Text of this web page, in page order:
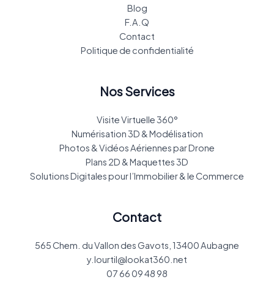
Blog
F.A.Q
Contact
Politique de confidentialité
Nos Services
Visite Virtuelle 360°
Numérisation 3D & Modélisation
Photos & Vidéos Aériennes par Drone
Plans 2D & Maquettes 3D
Solutions Digitales pour l’Immobilier & le Commerce
Contact
565 Chem. du Vallon des Gavots, 13400 Aubagne
y.lourtil@lookat360.net
07 66 09 48 98